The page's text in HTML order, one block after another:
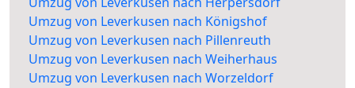
Umzug von Leverkusen nach Königshof
Umzug von Leverkusen nach Pillenreuth
Umzug von Leverkusen nach Weiherhaus
Umzug von Leverkusen nach Worzeldorf